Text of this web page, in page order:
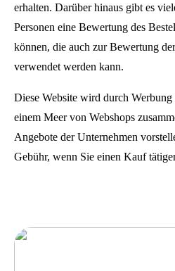
erhalten. Darüber hinaus gibt es
Personen eine Bewertung des
können, die auch zur Bewertung
verwendet werden kann.
Diese Website wird durch
einem Meer von Webshops
Angebote der Unternehmen
Gebühr, wenn Sie einen Kauf